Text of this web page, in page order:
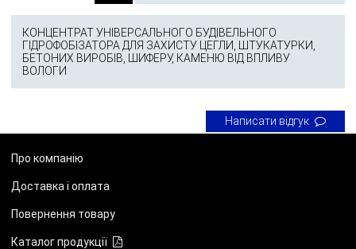
КОНЦЕНТРАТ УНІВЕРСАЛЬНОГО БУДІВЕЛЬНОГО
ГІДРОФОБІЗАТОРА ДЛЯ ЗАХИСТУ ЦЕГЛИ, ШТУКАТУРКИ,
БЕТОНИХ ВИРОБІВ, ШИФЕРУ, КАМЕНЮ ВІД ВПЛИВУ
ВОЛОГИ
Написати відгук
Про компанію
Доставка і оплата
Повернення товару
Каталог продукції